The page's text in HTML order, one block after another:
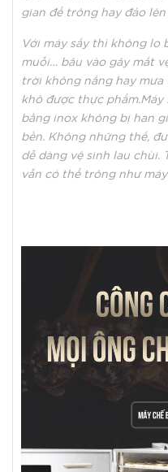
gian để trông hay đảo lên
Với máy sấy thì không lo
muỗi… bâu vào gây mất
trời không nắng hay
khô được thực phẩm.Máy
bằng inox không bị han
bền. Không những thế,
dễ dàng vệ sinh lau chùi.
vẫn có thể trông như